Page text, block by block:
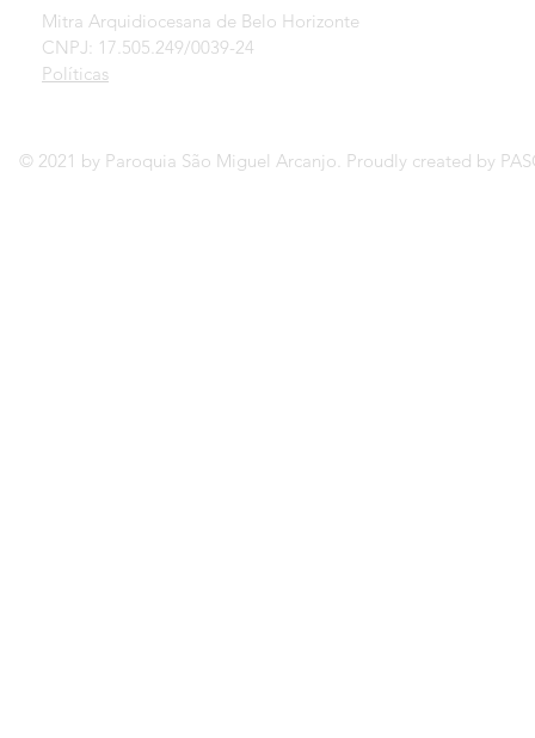
Mitra Arquidiocesana de Belo Horizonte
CNPJ: 17.505.249/0039-24
Políticas
© 2021 by Paroquia São Miguel Arcanjo. Proudly created by